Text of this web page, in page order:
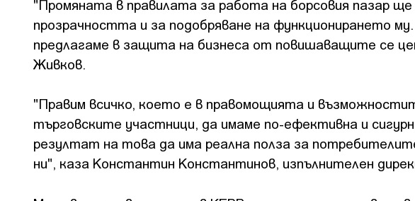
"Промяната в правилата за работа на борсовия пазар
прозрачността и за подобряване на функционирането
предлагаме в защита на бизнеса от повишаващите се
Живков.
"Правим всичко, което е в правомощията и
търговските участници, да имаме по-ефективна и
резултат на това да има реална полза за
ни", каза Константин Константинов, изпълнителен